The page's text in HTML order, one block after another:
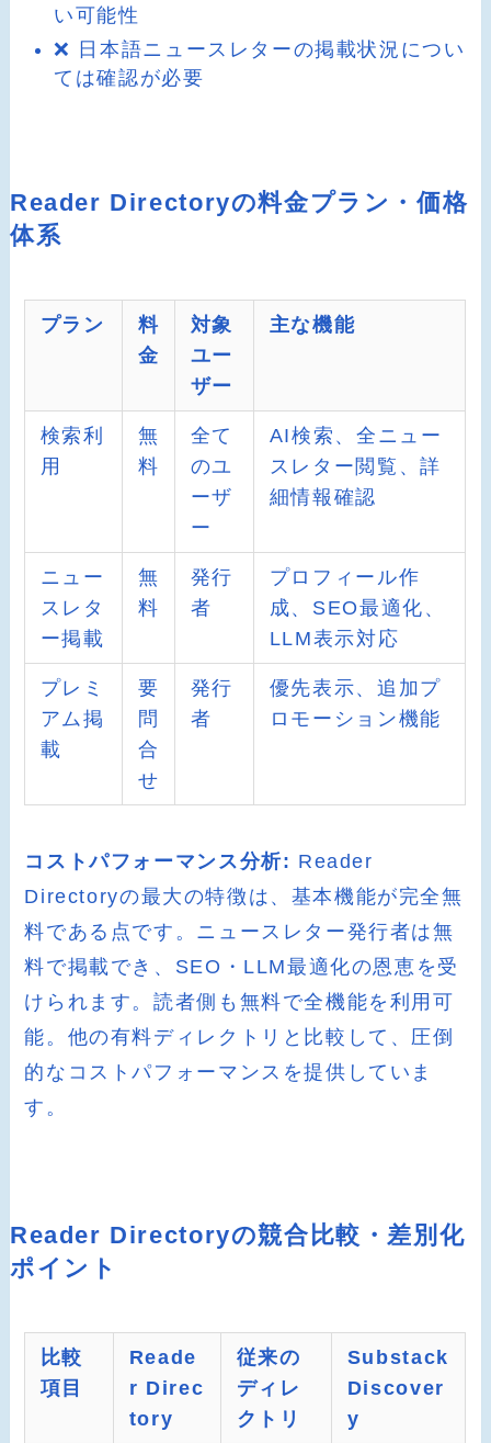
い可能性
❌ 日本語ニュースレターの掲載状況につい
ては確認が必要
Reader Directoryの料金プラン・価格
体系
プラン
料
金
対象
ユー
ザー
主な機能
検索利
用
無
料
全て
のユ
ーザ
ー
AI検索、全ニュー
スレター閲覧、詳
細情報確認
ニュー
スレタ
ー掲載
無
料
発行
者
プロフィール作
成、SEO最適化、
LLM表示対応
プレミ
アム掲
載
要
問
合
せ
発行
者
優先表示、追加プ
ロモーション機能
コストパフォーマンス分析: Reader
Directoryの最大の特徴は、基本機能が完全無
料である点です。ニュースレター発行者は無
料で掲載でき、SEO・LLM最適化の恩恵を受
けられます。読者側も無料で全機能を利用可
能。他の有料ディレクトリと比較して、圧倒
的なコストパフォーマンスを提供していま
す。
Reader Directoryの競合比較・差別化
ポイント
比較
項目
Reade
r Direc
tory
従来の
ディレ
クトリ
Substack
Discover
y